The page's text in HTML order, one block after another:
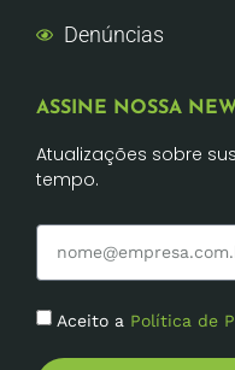
Denúncias
ASSINE NOSSA
Atualizações sobre
tempo.
Aceito a Política de